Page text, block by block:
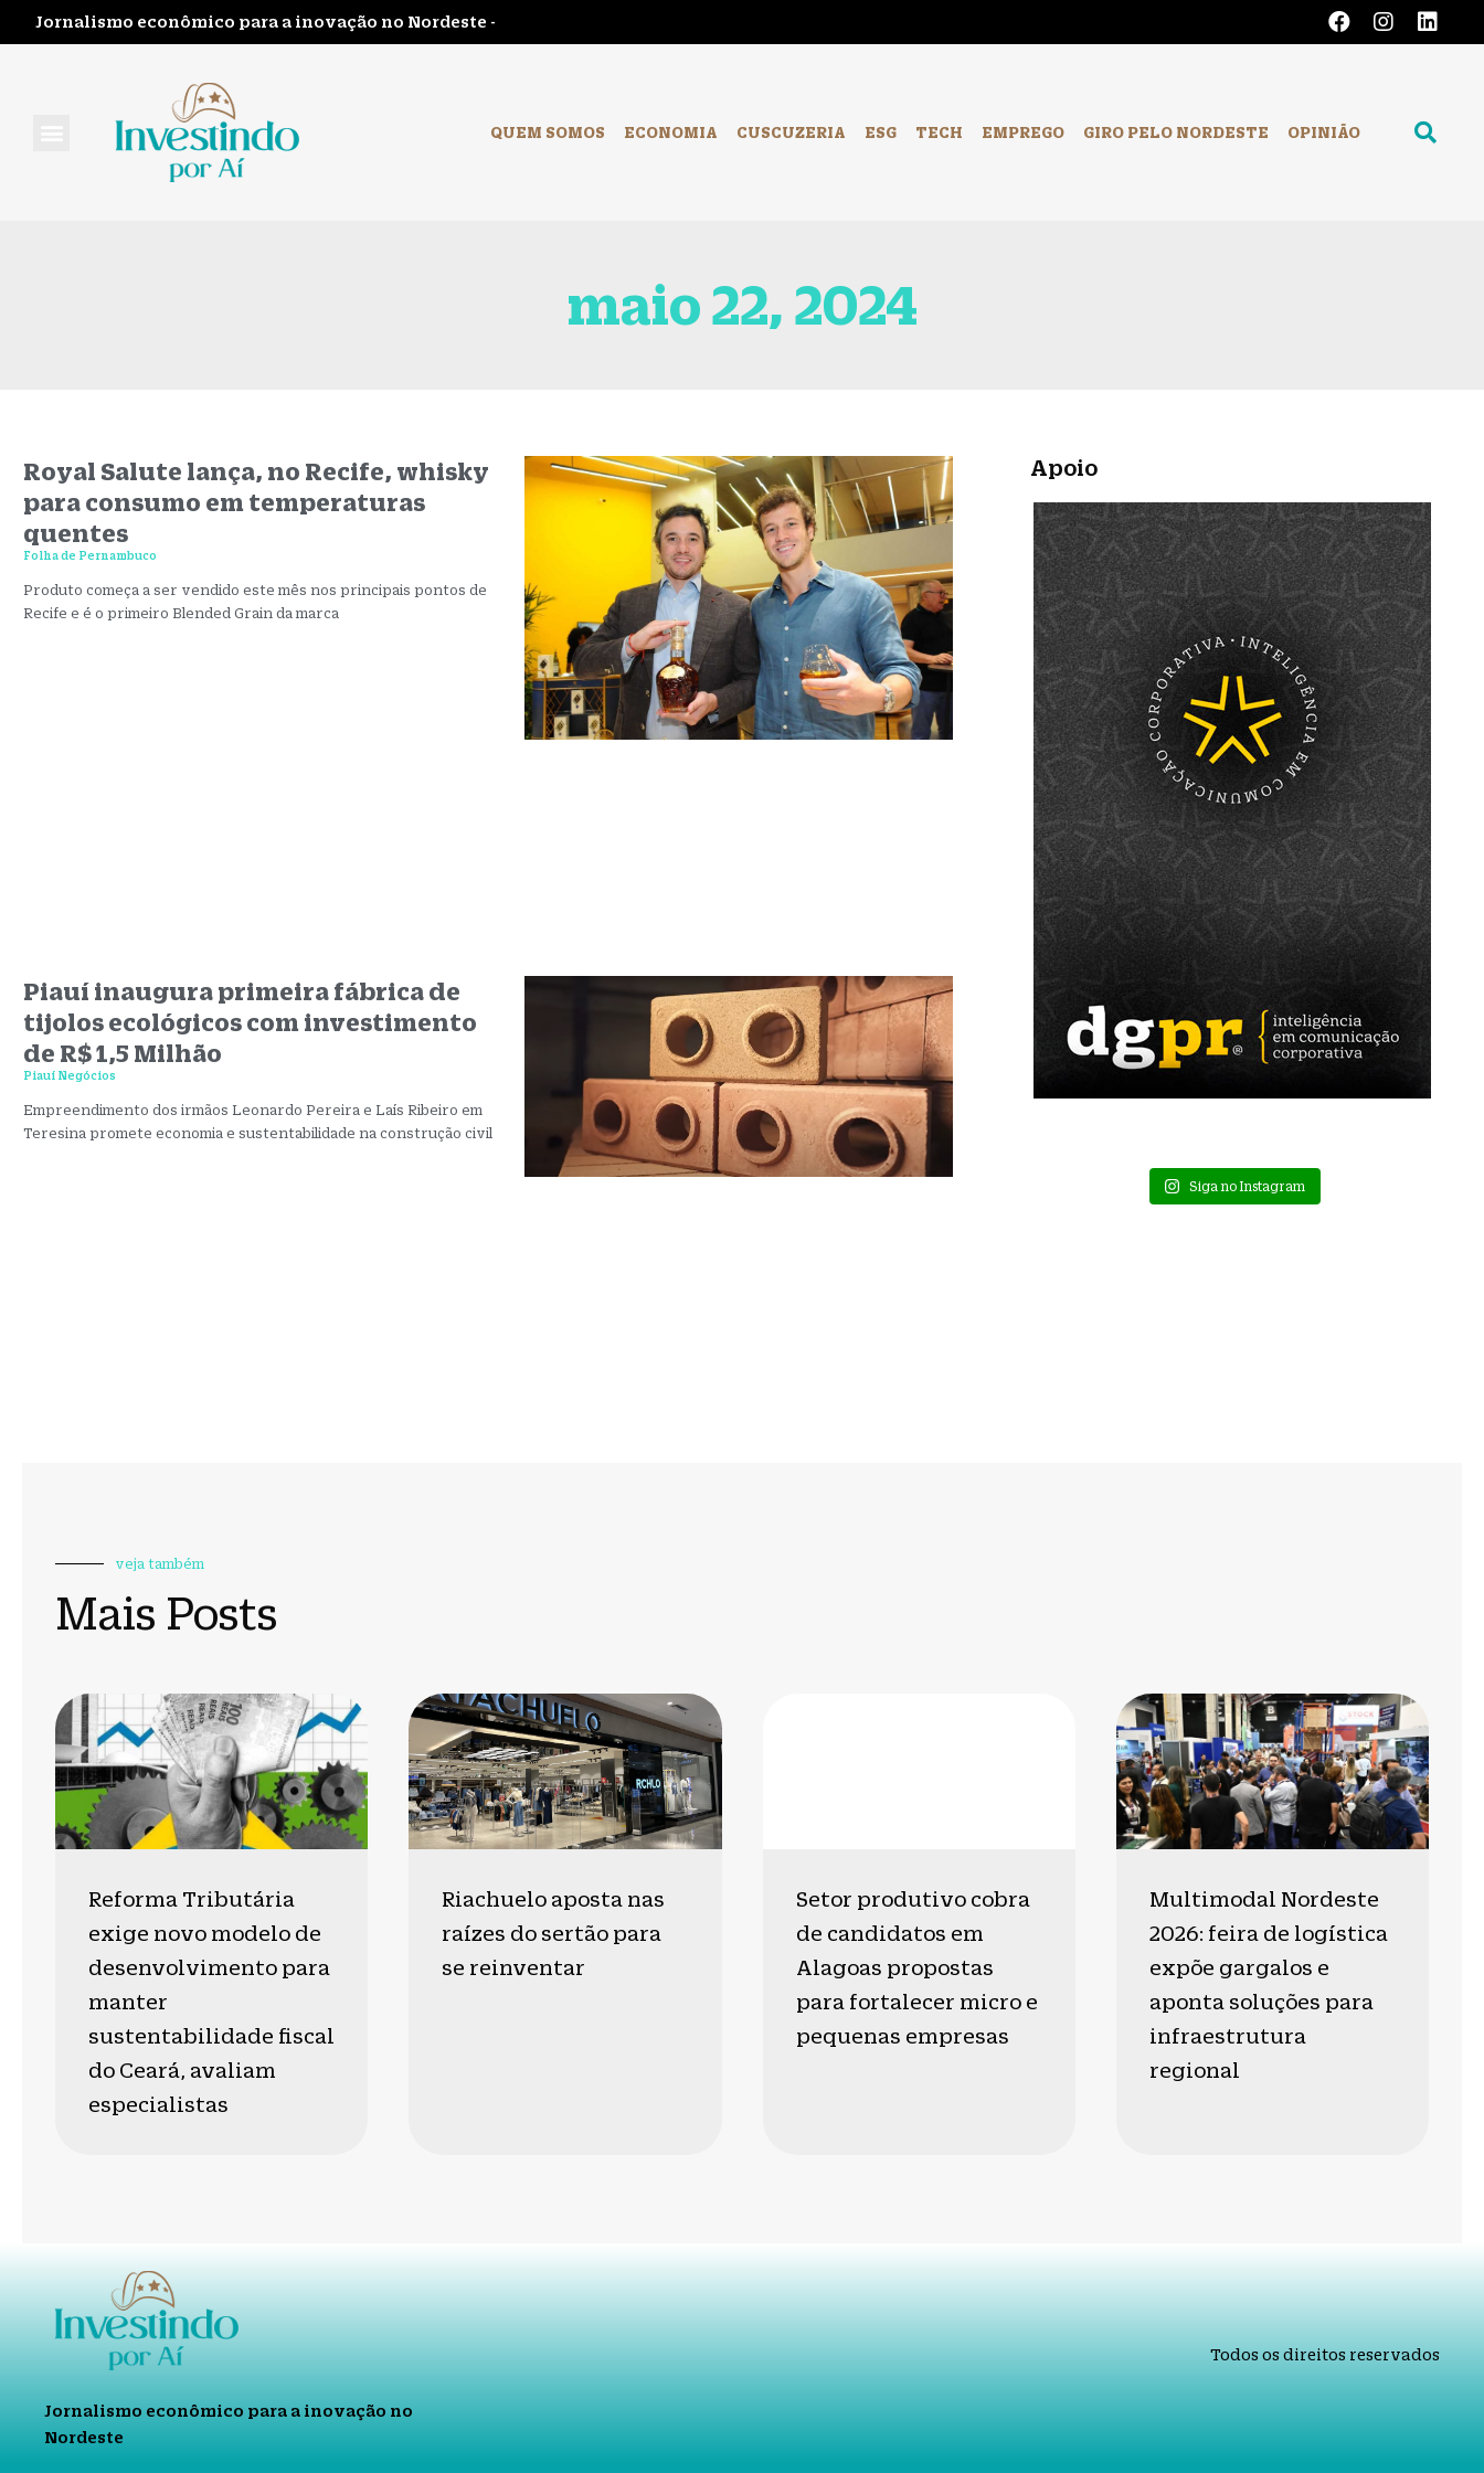
Jornalismo econômico para a inovação no Nordeste -
QUEM SOMOS ECONOMIA CUSCUZERIA ESG TECH EMPREGO GIRO PELO NORDESTE OPINIÃO
maio 22, 2024
Royal Salute lança, no Recife, whisky
para consumo em temperaturas
quentes
Folha de Pernambuco
Produto começa a ser vendido este mês nos principais pontos de
Recife e é o primeiro Blended Grain da marca
Piauí inaugura primeira fábrica de
tijolos ecológicos com investimento
de R$ 1,5 Milhão
Piauí Negócios
Empreendimento dos irmãos Leonardo Pereira e Laís Ribeiro em
Teresina promete economia e sustentabilidade na construção civil
Apoio
Siga no Instagram
veja também
Mais Posts
Reforma Tributária
exige novo modelo de
desenvolvimento para
manter
sustentabilidade fiscal
do Ceará, avaliam
especialistas
Riachuelo aposta nas
raízes do sertão para
se reinventar
Setor produtivo cobra
de candidatos em
Alagoas propostas
para fortalecer micro e
pequenas empresas
Multimodal Nordeste
2026: feira de logística
expõe gargalos e
aponta soluções para
infraestrutura
regional
Jornalismo econômico para a inovação no
Nordeste
Todos os direitos reservados